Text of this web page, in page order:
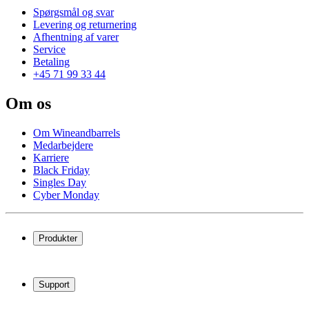
Spørgsmål og svar
Levering og returnering
Afhentning af varer
Service
Betaling
+45 71 99 33 44
Om os
Om Wineandbarrels
Medarbejdere
Karriere
Black Friday
Singles Day
Cyber Monday
Produkter
Vinreoler
Vinmøbler
Support